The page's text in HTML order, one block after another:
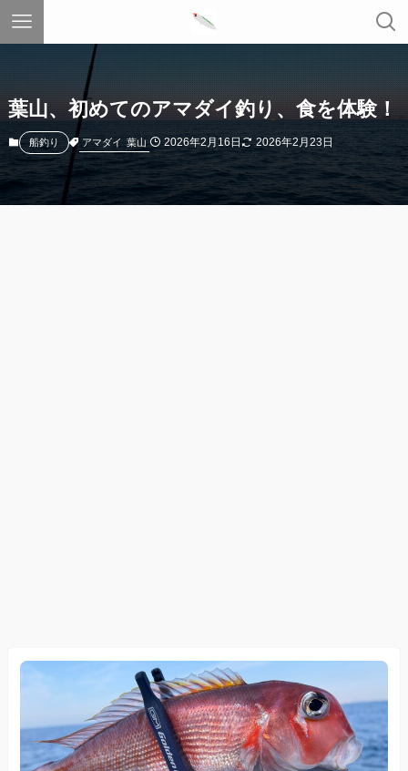
葉山、初めてのアマダイ釣り、食を体験！
船釣り アマダイ 葉山 2026年2月16日 2026年2月23日